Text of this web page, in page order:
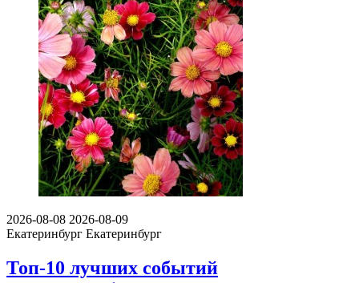
2026-08-08 2026-08-09
Екатеринбург Екатеринбург
Топ-10 лучших событий